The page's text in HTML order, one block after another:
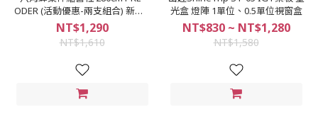
ODER (活動優惠-兩支組合) 新品~
購中~預計6月中到貨
NT$1,290
NT$1,610
光盒 燈陣 1單位、0.5單位視窗盒
NT$830 ~ NT$1,280
NT$1,580